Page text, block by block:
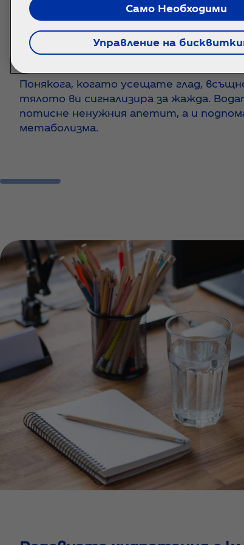
Дехидратацията често се
глад
Понякога, когато усещате глад,
тялото ви сигнализира за жажда.
потисне ненужния апетит, а и
метаболизма.
Само Необходими
Управление на